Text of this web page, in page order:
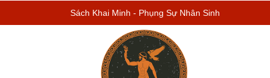
Sách Khai Minh - Phụng Sự Nhân Sinh